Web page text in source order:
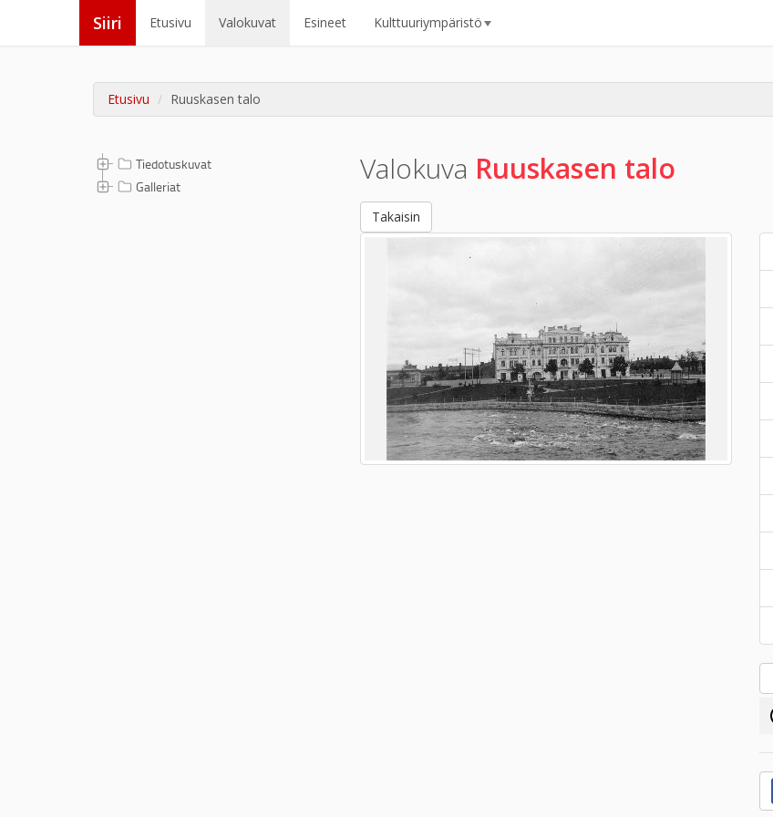
Siiri Etusivu Valokuvat Esineet Kulttuuriympäristö
Etusivu Ruuskasen talo
Tiedotuskuvat
Galleriat
Valokuva Ruuskasen talo
Takaisin